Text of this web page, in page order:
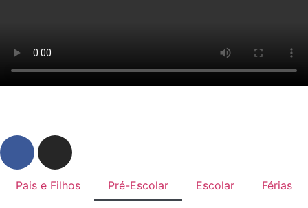
Pais e Filhos Pré-Escolar Escolar Férias